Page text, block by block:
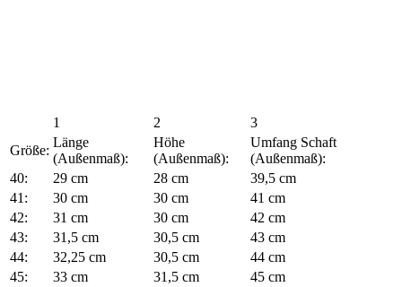
1 2
3
Größe:
Länge
(Außenmaß):
Höhe
(Außenmaß):
Umfang Schaft
(Außenmaß):
40:
29 cm 28 cm
39,5 cm
41:
30 cm 30 cm
41 cm
42:
31 cm 30 cm
42 cm
43:
31,5 cm 30,5 cm
43 cm
44:
32,25 cm 30,5 cm
44 cm
45:
33 cm 31,5 cm
45 cm